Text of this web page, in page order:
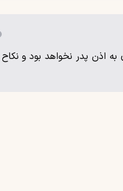
به اذن پدر نخواهد بود و